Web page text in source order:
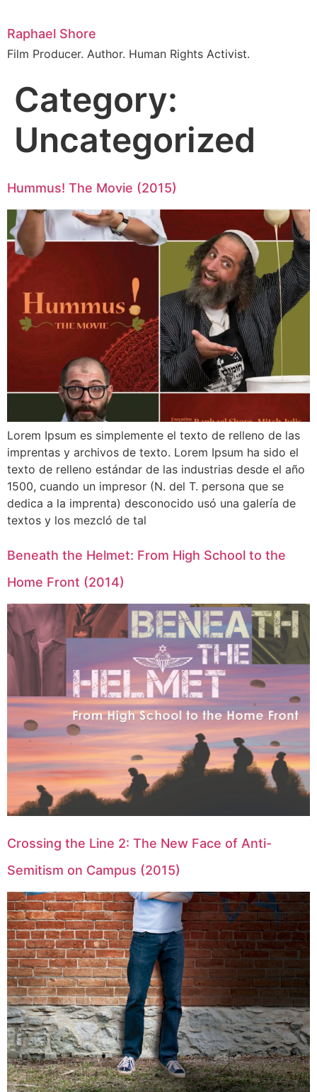
Raphael Shore
Film Producer. Author. Human Rights Activist.
Category:
Uncategorized
Hummus! The Movie (2015)
Lorem Ipsum es simplemente el texto de relleno de las
imprentas y archivos de texto. Lorem Ipsum ha sido el
texto de relleno estándar de las industrias desde el año
1500, cuando un impresor (N. del T. persona que se
dedica a la imprenta) desconocido usó una galería de
textos y los mezcló de tal
Beneath the Helmet: From High School to the
Home Front (2014)
Crossing the Line 2: The New Face of Anti-
Semitism on Campus (2015)